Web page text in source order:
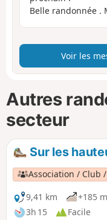
Belle randonnée .
Voir les
Autres
secteur
Sur les
Association / Club
9,41 km
+185 m
3h 15
Facile